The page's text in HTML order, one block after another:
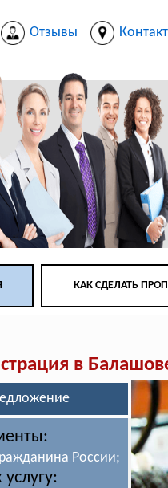
Отзывы
КАК СДЕЛАТЬ
в
России;